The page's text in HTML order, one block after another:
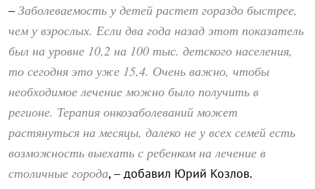
–Заболеваемость у детей растет гораздо быстрее,
чем у взрослых. Если два года назад этот показатель
был на уровне 10,2 на 100 тыс. детского населения,
то сегодня это уже 15,4. Очень важно, чтобы
необходимое лечение можно было получить в
регионе. Терапия онкозаболеваний может
растянуться на месяцы, далеко не у всех семей есть
возможность выехать с ребенком на лечение в
столичные города, – добавил Юрий Козлов.